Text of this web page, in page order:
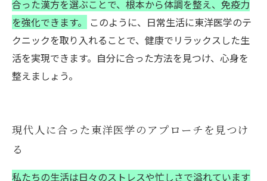
合った漢方を選ぶことで、根本から体調を整え、免疫力
を強化できます。
このように、日常生活に東洋医学のテ
クニックを取り入れることで、健康でリラックスした生
活を実現できます。自分に合った方法を見つけ、心身を
整えましょう。
現代人に合った東洋医学のアプローチを見つけ
る
私たちの生活は日々のストレスや忙しさで溢れています